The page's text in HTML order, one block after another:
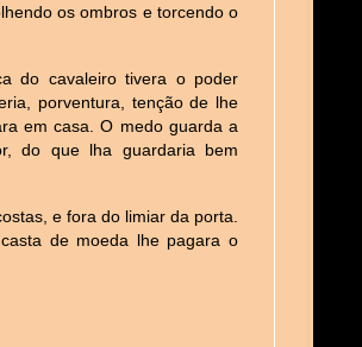
os ombros e torcendo o
do cavaleiro tivera o poder
porventura, tenção de lhe
em casa. O medo guarda a
do que lha guardaria bem
e fora do limiar da porta.
de moeda lhe pagara o